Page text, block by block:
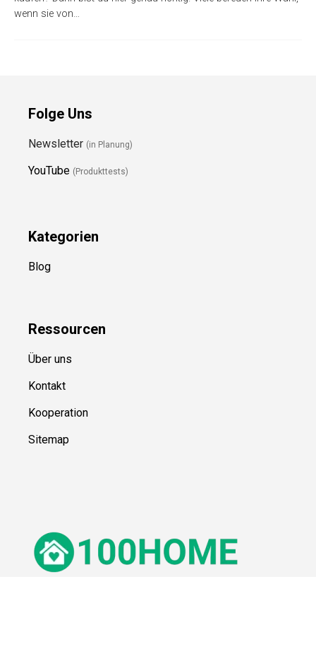
wenn sie von…
Folge Uns
Newsletter (in Planung)
YouTube (Produkttests)
Kategorien
Blog
Ressourcen
Über uns
Kontakt
Kooperation
Sitemap